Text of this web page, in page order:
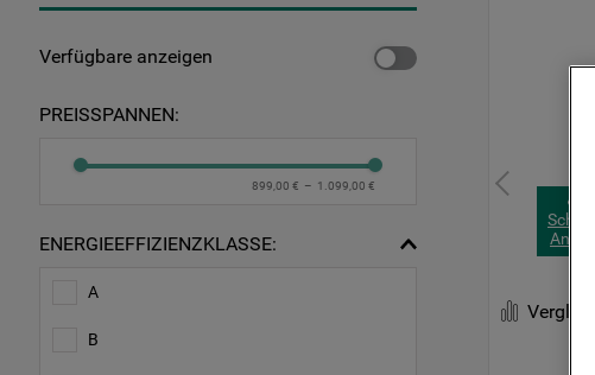
Verfügbare anzeigen
ENERGIEEFFIZIENZKLASSE:
A
B
PREISSPANNEN:
899,00 € – 1.099,00 €
Ansicht